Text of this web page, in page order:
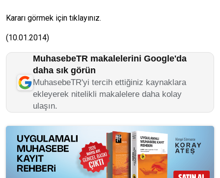
Kararı görmek için tıklayınız.
(10.01.2014)
MuhasebeTR makalelerini Google'da
daha sık görün
MuhasebeTR'yi tercih ettiğiniz kaynaklara
ekleyerek nitelikli makalelere daha kolay
ulaşın.